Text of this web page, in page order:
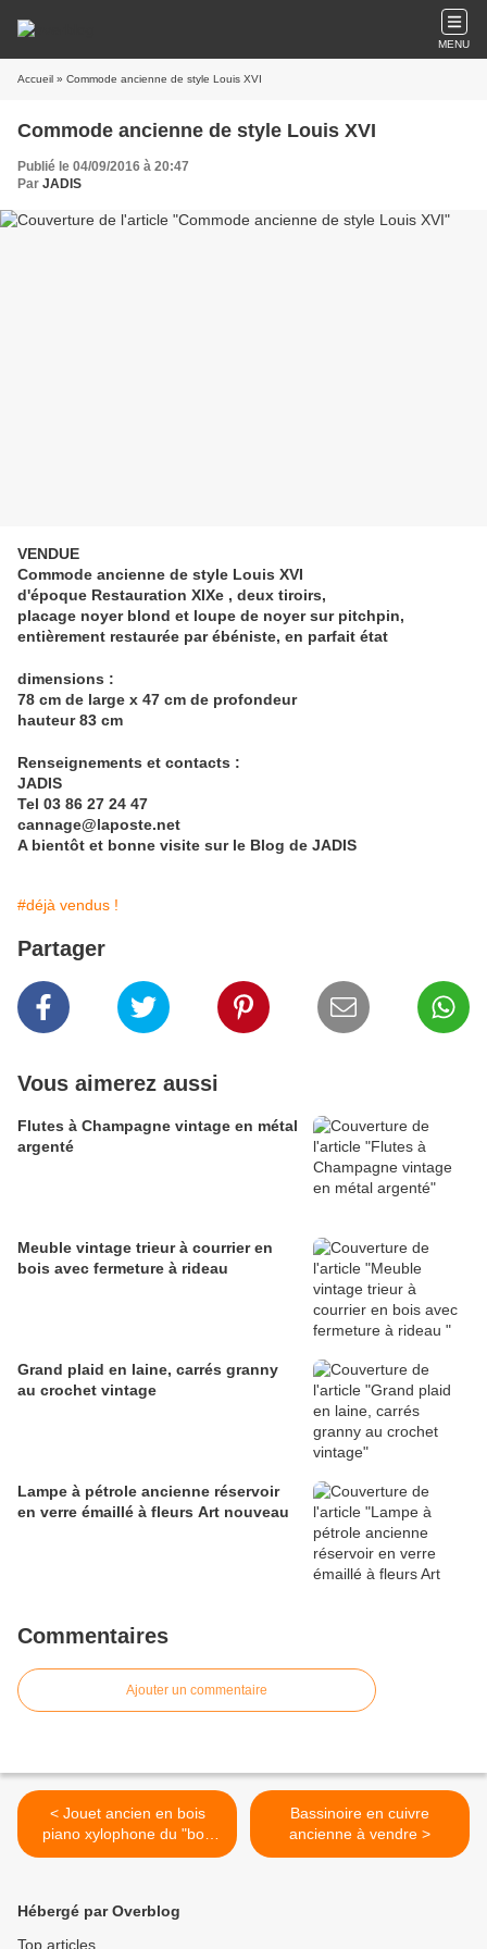
MENU
Accueil » Commode ancienne de style Louis XVI
Commode ancienne de style Louis XVI
Publié le 04/09/2016 à 20:47
Par JADIS
VENDUE
Commode ancienne de style Louis XVI
d'époque Restauration XIXe , deux tiroirs,
placage noyer blond et loupe de noyer sur pitchpin,
entièrement restaurée par ébéniste, en parfait état
dimensions :
78 cm de large x 47 cm de profondeur
hauteur 83 cm
Renseignements et contacts :
JADIS
Tel 03 86 27 24 47
cannage@laposte.net
A bientôt et bonne visite sur le Blog de JADIS
#déjà vendus !
Partager
Vous aimerez aussi
Flutes à Champagne vintage en métal
argenté
Meuble vintage trieur à courrier en
bois avec fermeture à rideau
Grand plaid en laine, carrés granny
au crochet vintage
Lampe à pétrole ancienne réservoir
en verre émaillé à fleurs Art nouveau
Commentaires
Ajouter un commentaire
< Jouet ancien en bois
piano xylophone du "bon
marché"
Bassinoire en cuivre
ancienne à vendre >
Hébergé par Overblog
Top articles